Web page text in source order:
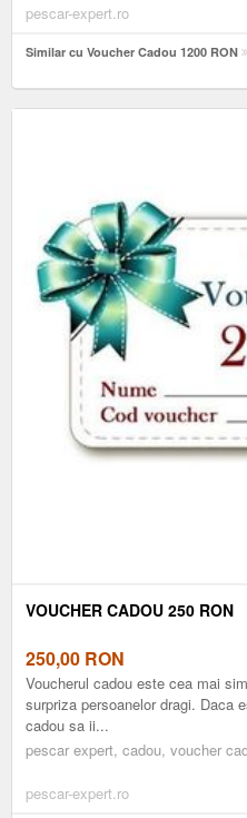
pescar-expert.ro
Similar cu Voucher Cadou 1200 RON
VOUCHER CADOU 250 RON
250,00 RON
Voucherul cadou este cea mai
surpriza persoanelor dragi. Daca
cadou sa ii...
pescar expert, cadou, voucher
pescar-expert.ro